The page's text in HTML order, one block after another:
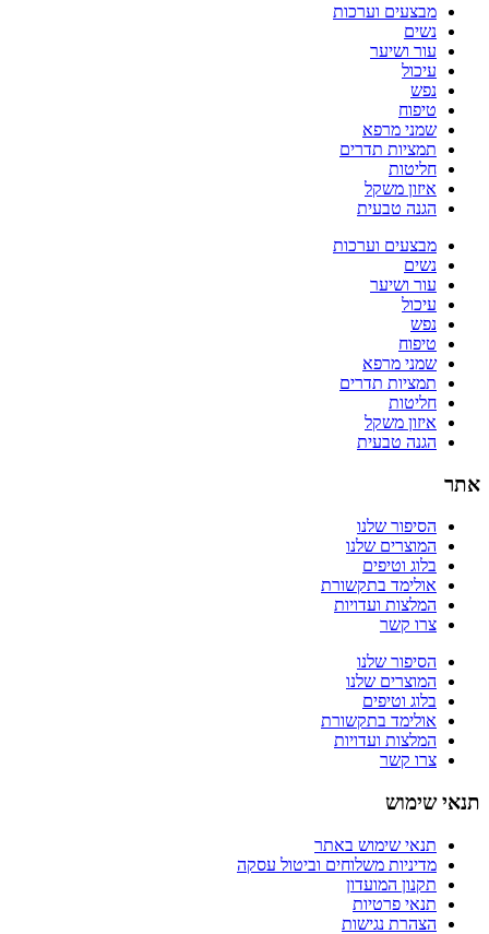
מבצעים וערכות
נשים
עור ושיער
עיכול
נפש
טיפוח
שמני מרפא
תמציות תדרים
חליטות
איזון משקל
הגנה טבעית
מבצעים וערכות
נשים
עור ושיער
עיכול
נפש
טיפוח
שמני מרפא
תמציות תדרים
חליטות
איזון משקל
הגנה טבעית
אתר
הסיפור שלנו
המוצרים שלנו
בלוג וטיפים
אולימד בתקשורת
המלצות ועדויות
צרו קשר
הסיפור שלנו
המוצרים שלנו
בלוג וטיפים
אולימד בתקשורת
המלצות ועדויות
צרו קשר
תנאי שימוש
תנאי שימוש באתר
מדיניות משלוחים וביטול עסקה
תקנון המועדון
תנאי פרטיות
הצהרת נגישות